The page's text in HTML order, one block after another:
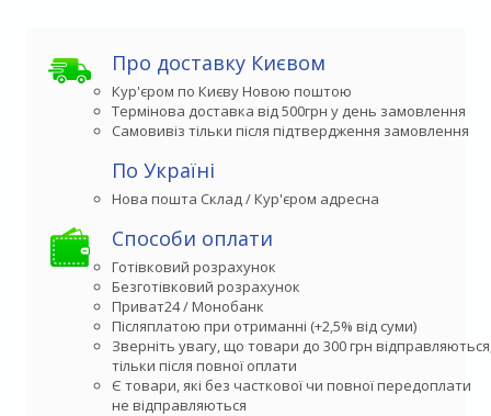
Про доставку Києвом
Кур'єром по Києву Новою поштою
Термінова доставка від 500грн у день замовлення
Самовивіз тільки після підтвердження замовлення
По Україні
Способи оплати
Готівковий розрахунок
Безготівковий розрахунок
Приват24 / Монобанк
Післяплатою при отриманні (+2,5% від суми)
Зверніть увагу, що товари до 300 грн
тільки після повної оплати
Є товари, які без часткової чи повної передоплати
не відправляються